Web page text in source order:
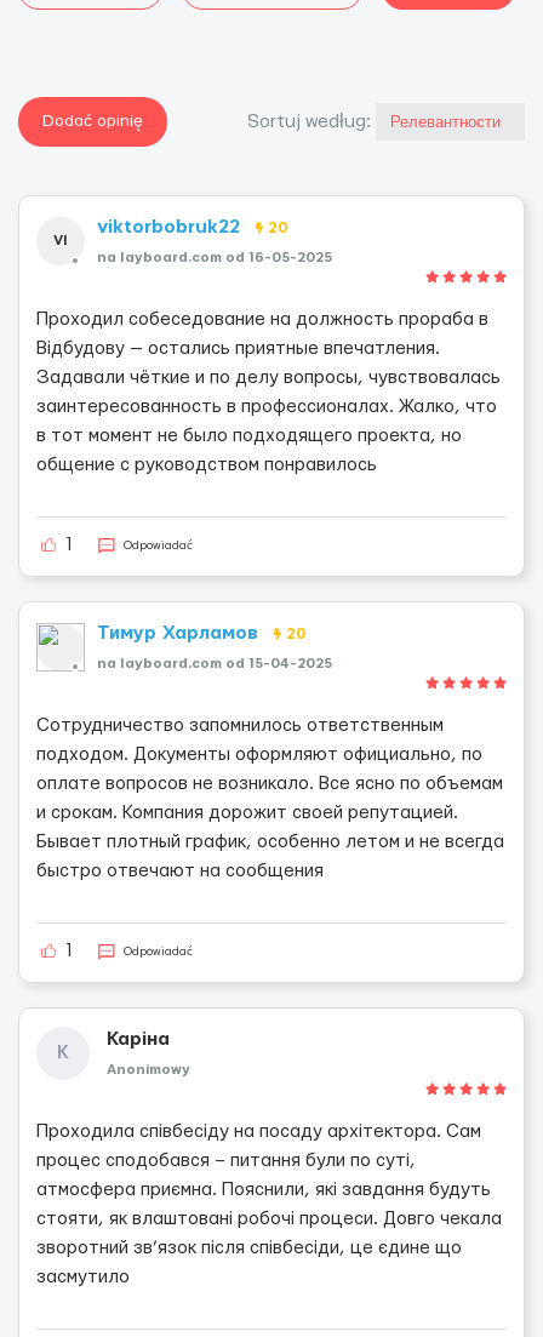
Dodać opinię Sortuj według:
VI
viktorbobruk22 20
na layboard.com od 16-05-2025
Проходил собеседование на должность прораба в
Відбудову — остались приятные впечатления.
Задавали чёткие и по делу вопросы, чувствовалась
заинтересованность в профессионалах. Жалко, что
в тот момент не было подходящего проекта, но
общение с руководством понравилось
Odpowiadać
Тимур Харламов 20
na layboard.com od 15-04-2025
Сотрудничество запомнилось ответственным
подходом. Документы оформляют официально, по
оплате вопросов не возникало. Все ясно по объемам
и срокам. Компания дорожит своей репутацией.
Бывает плотный график, особенно летом и не всегда
быстро отвечают на сообщения
Odpowiadać
К
Каріна
Anonimowy
Проходила співбесіду на посаду архітектора. Сам
процес сподобався – питання були по суті,
атмосфера приємна. Пояснили, які завдання будуть
стояти, як влаштовані робочі процеси. Довго чекала
зворотний зв’язок після співбесіди, це єдине що
засмутило